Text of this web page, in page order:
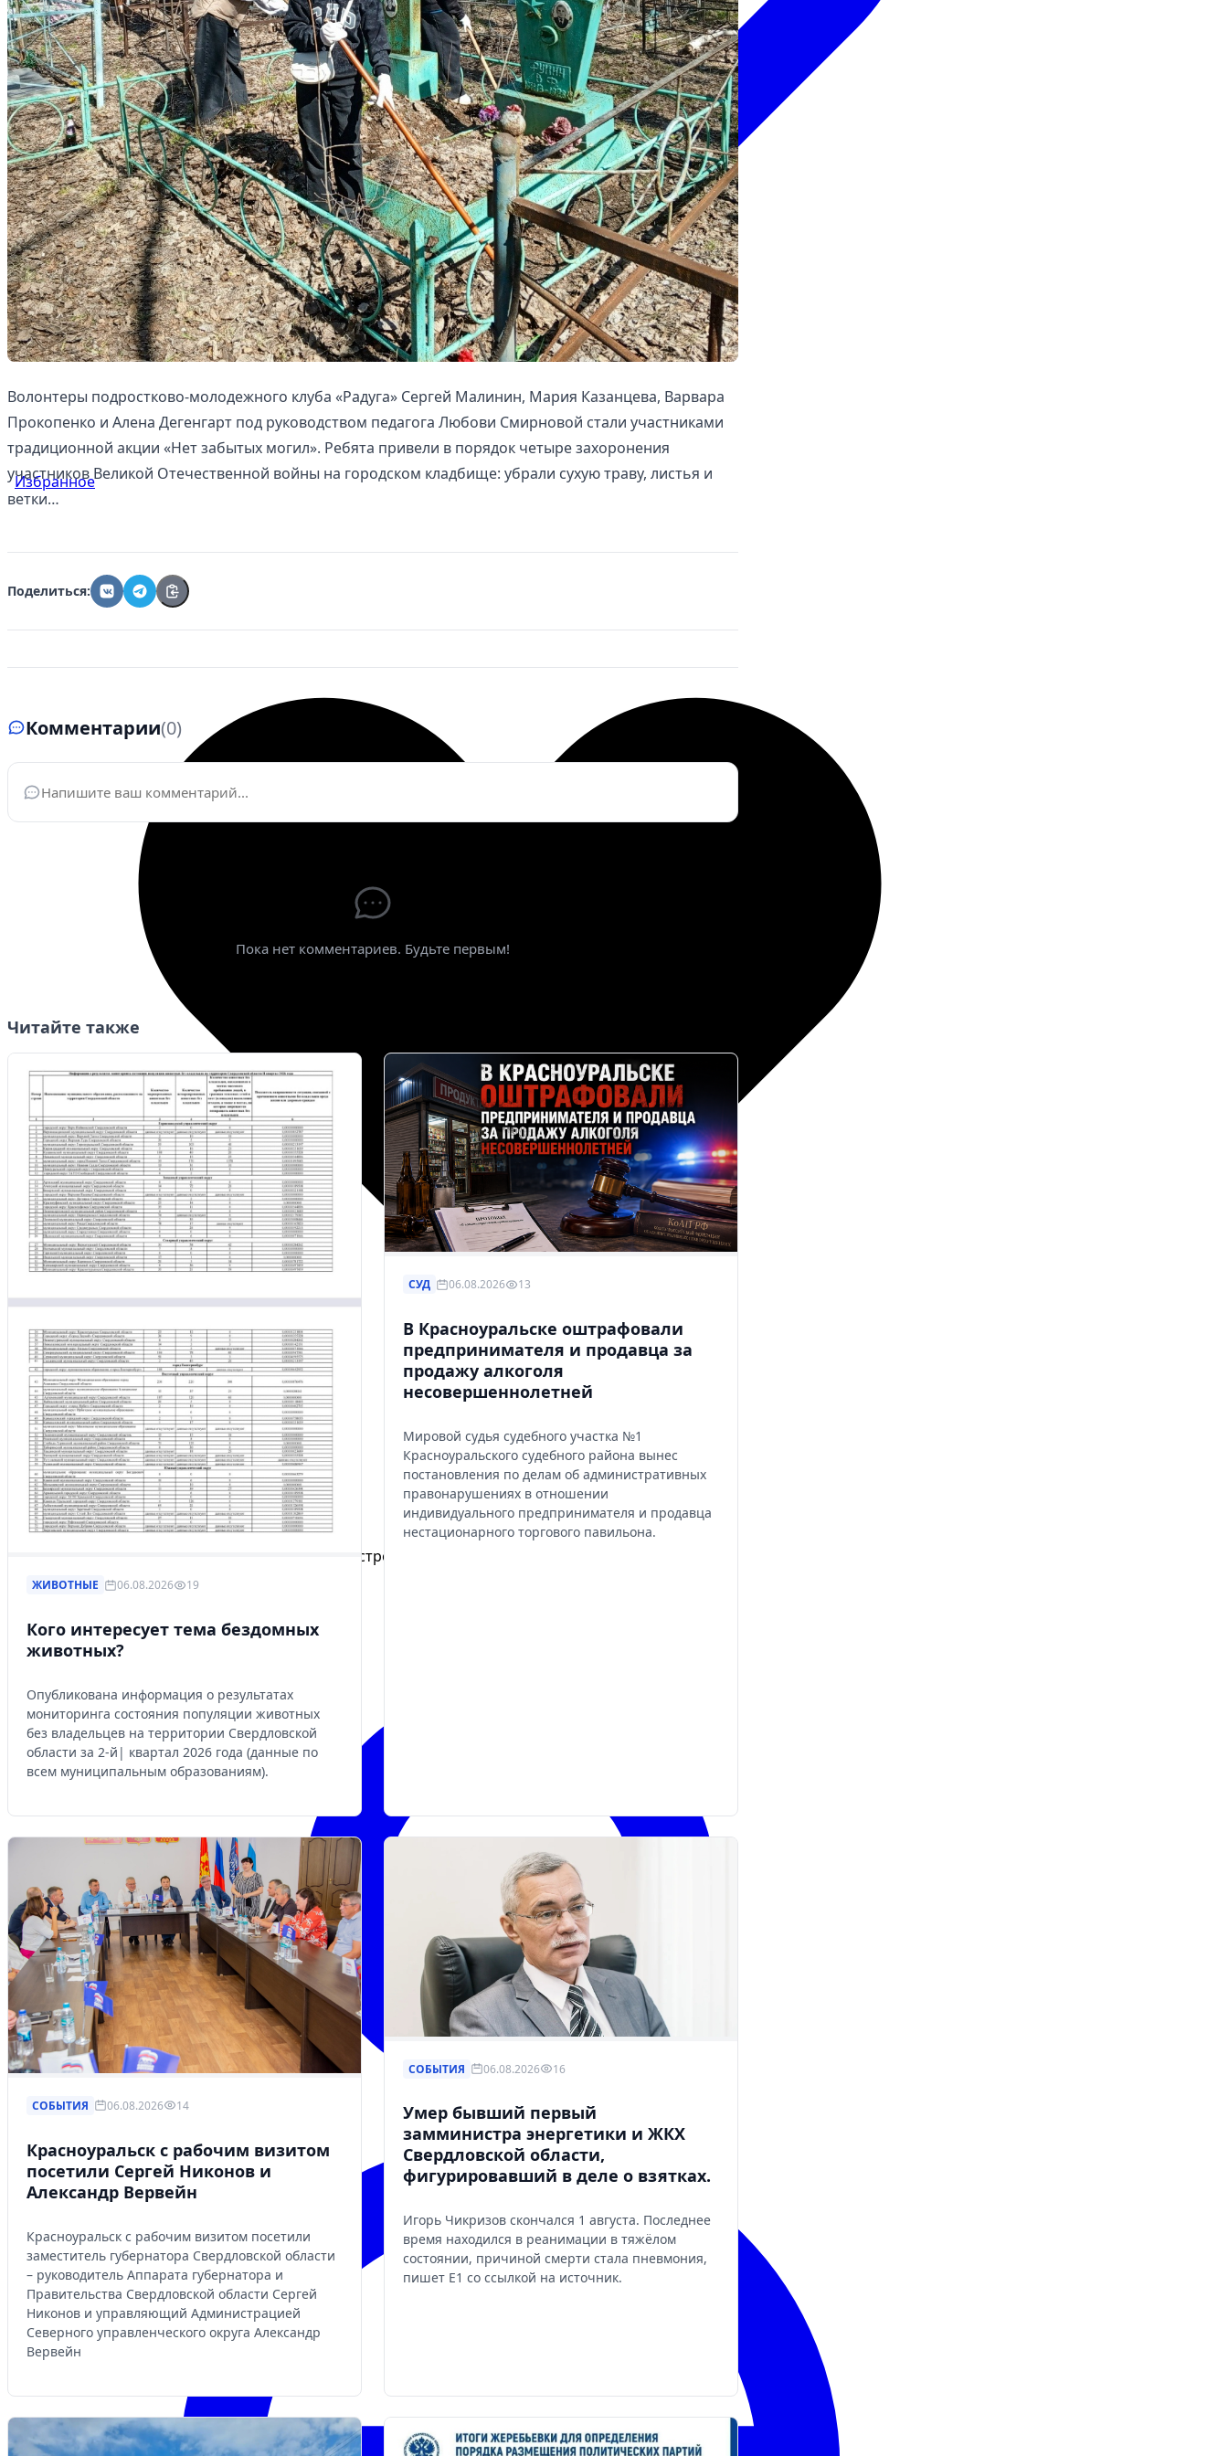
Избранное
Избранное
Сохраняйте интересные объявления, чтобы быстро вернуться к ним позже.
Перейти в избранное
Волонтеры подростково-молодежного клуба «Радуга» Сергей Малинин, Мария Казанцева, Варвара
Прокопенко и Алена Дегенгарт под руководством педагога Любови Смирновой стали участниками
традиционной акции «Нет забытых могил». Ребята привели в порядок четыре захоронения
участников Великой Отечественной войны на городском кладбище: убрали сухую траву, листья и
ветки…
Поделиться:
Комментарии(0)
Ваше имя* Электронная почта*
Пока нет комментариев. Будьте первым!
Читайте также
ЖИВОТНЫЕ 06.08.2026 19
Кого интересует тема бездомных
животных?
Опубликована информация о результатах
мониторинга состояния популяции животных
без владельцев на территории Свердловской
области за 2-й| квартал 2026 года (данные по
всем муниципальным образованиям).
СУД 06.08.2026 13
В Красноуральске оштрафовали
предпринимателя и продавца за
продажу алкоголя
несовершеннолетней
Мировой судья судебного участка №1
Красноуральского судебного района вынес
постановления по делам об административных
правонарушениях в отношении
индивидуального предпринимателя и продавца
нестационарного торгового павильона.
СОБЫТИЯ 06.08.2026 14
Красноуральск с рабочим визитом
посетили Сергей Никонов и
Александр Вервейн
Красноуральск с рабочим визитом посетили
заместитель губернатора Свердловской области
– руководитель Аппарата губернатора и
Правительства Свердловской области Сергей
Никонов и управляющий Администрацией
Северного управленческого округа Александр
Вервейн
СОБЫТИЯ 06.08.2026 16
Умер бывший первый
замминистра энергетики и ЖКХ
Свердловской области,
фигурировавший в деле о взятках.
Игорь Чикризов скончался 1 августа. Последнее
время находился в реанимации в тяжёлом
состоянии, причиной смерти стала пневмония,
пишет Е1 со ссылкой на источник.